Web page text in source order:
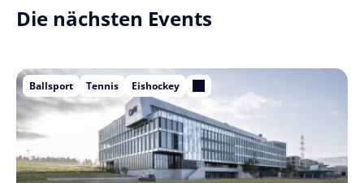
Die nächsten Events
Ballsport Tennis Eishockey